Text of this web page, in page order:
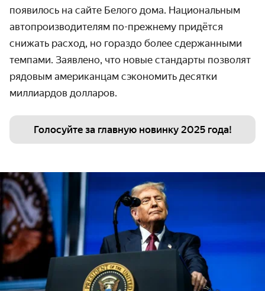
появилось на сайте Белого дома. Национальным
автопроизводителям по-прежнему придётся
снижать расход, но гораздо более сдержанными
темпами. Заявлено, что новые стандарты позволят
рядовым американцам сэкономить десятки
миллиардов долларов.
Голосуйте за главную новинку 2025 года!